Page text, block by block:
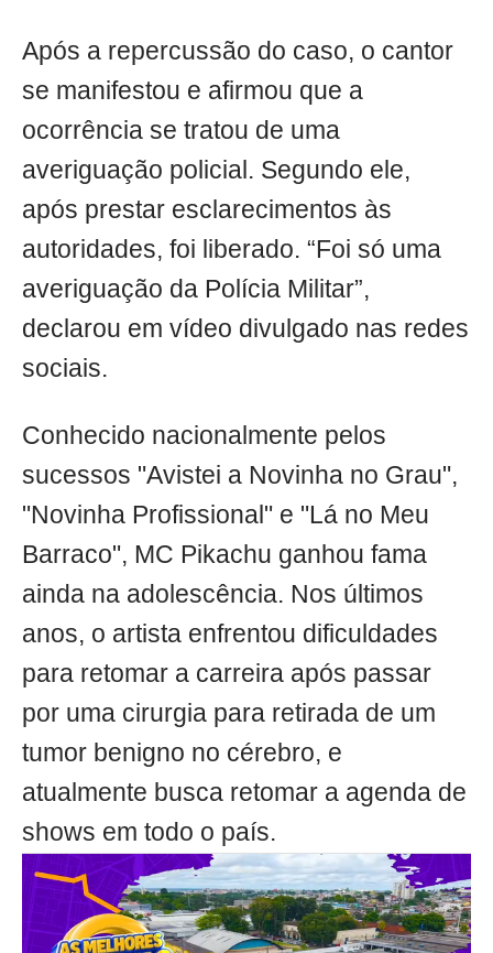
Após a repercussão do caso, o cantor
se manifestou e afirmou que a
ocorrência se tratou de uma
averiguação policial. Segundo ele,
após prestar esclarecimentos às
autoridades, foi liberado. “Foi só uma
averiguação da Polícia Militar”,
declarou em vídeo divulgado nas redes
sociais.
Conhecido nacionalmente pelos
sucessos "Avistei a Novinha no Grau",
"Novinha Profissional" e "Lá no Meu
Barraco", MC Pikachu ganhou fama
ainda na adolescência. Nos últimos
anos, o artista enfrentou dificuldades
para retomar a carreira após passar
por uma cirurgia para retirada de um
tumor benigno no cérebro, e
atualmente busca retomar a agenda de
shows em todo o país.